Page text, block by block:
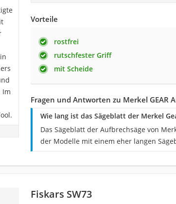
Im
Vorteile
rostfrei
rutschfester Griff
mit Scheide
Fragen und Antworten zu Merkel GEAR
Wie lang ist das Sägeblatt der Merkel
Das Sägeblatt der Aufbrechsäge von
der Modelle mit einem eher langen
Fiskars SW73